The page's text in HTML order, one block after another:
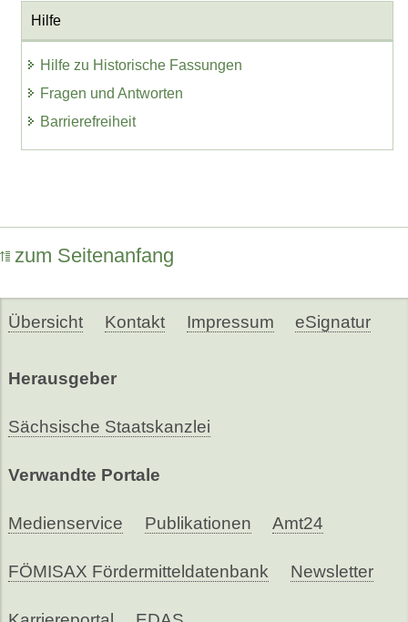
Hilfe
Hilfe zu Historische Fassungen
Fragen und Antworten
Barrierefreiheit
zum Seitenanfang
Übersicht Kontakt Impressum eSignatur
Herausgeber
Sächsische Staatskanzlei
Verwandte Portale
Medienservice Publikationen Amt24
FÖMISAX Fördermitteldatenbank Newsletter